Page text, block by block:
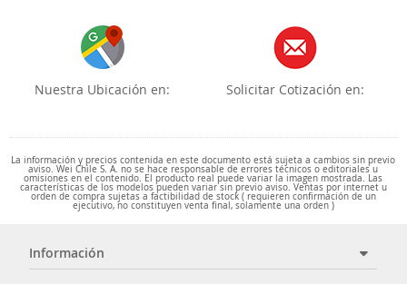
Nuestra Ubicación en: Solicitar Cotización en:
La información y precios contenida en este documento está sujeta a cambios sin previo
aviso. Wei Chile S. A. no se hace responsable de errores técnicos o editoriales u
omisiones en el contenido. El producto real puede variar la imagen mostrada. Las
características de los modelos pueden variar sin previo aviso. Ventas por internet u
orden de compra sujetas a factibilidad de stock ( requieren confirmación de un
ejecutivo, no constituyen venta final, solamente una orden )
Información